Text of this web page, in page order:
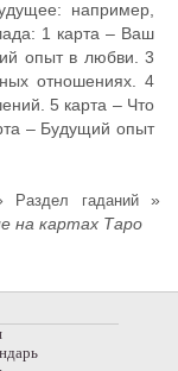
например,
1 карта – Ваш
опыт в любви. 3
отношениях. 4
5 карта – Что
– Будущий опыт
Раздел гаданий»
на картах Таро